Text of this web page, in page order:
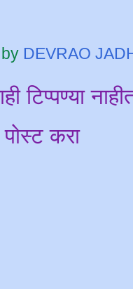
DEVRAO
टिप्पण्‍या
पोस्ट करा